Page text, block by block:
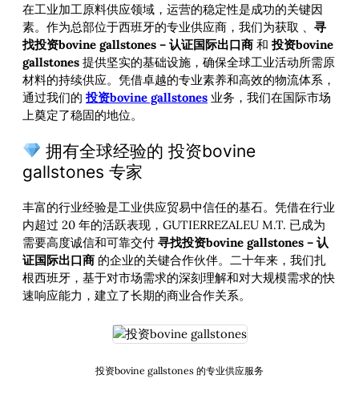
在工业加工原料供应领域，运营的稳定性是成功的关键因
素。作为总部位于西班牙的专业供应商，我们为获取 、 寻
找投资bovine gallstones – 认证国际出口商 和 投资bovine
gallstones 提供坚实的基础设施，确保全球工业活动所需原
材料的持续供应。凭借卓越的专业素养和高效的物流体系，
通过我们的 投资bovine gallstones 业务，我们在国际市场
上奠定了稳固的地位。
拥有全球经验的 投资bovine
gallstones 专家
丰富的行业经验是工业供应贸易中信任的基石。凭借在行业
内超过 20 年的活跃表现，GUTIERREZALEU M.T. 已成为
需要高度诚信和可靠交付 寻找投资bovine gallstones – 认
证国际出口商 的企业的关键合作伙伴。二十年来，我们扎
根西班牙，基于对市场需求的深刻理解和对大规模需求的快
速响应能力，建立了长期的商业合作关系。
投资bovine gallstones 的专业供应服务